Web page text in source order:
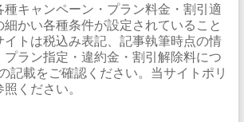
種キャンペーン・プラン料金・割引適
細かい各種条件が設定されていること
イトは税込み表記、記事執筆時点の情
ラン指定・違約金・割引解除料につ
記載をご確認ください。当サイトポリ
照ください。